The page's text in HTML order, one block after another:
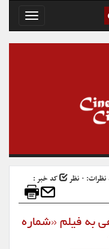
Toggle
۰ نظر
کد خبر :
به فیلم «شماره